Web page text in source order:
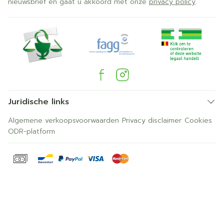
Juridische links
Algemene verkoopsvoorwaarden Privacy disclaimer Cookies
ODR-platform